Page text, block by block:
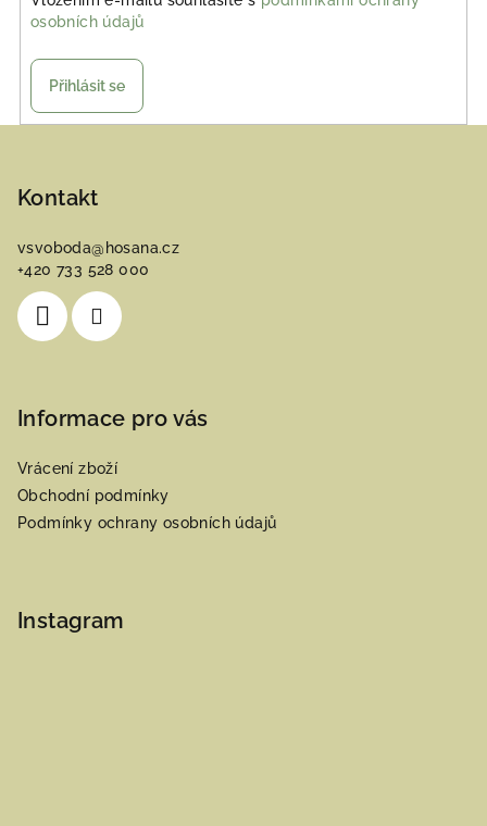
osobních údajů
Přihlásit se
Kontakt
vsvoboda@ hosana.cz
+420 733 528 000
Informace pro vás
Vrácení zboží
Obchodní podmínky
Podmínky ochrany osobních údajů
Instagram